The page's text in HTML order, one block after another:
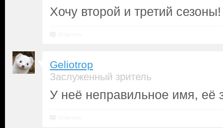
Хочу второй и третий сезоны!
Geliotrop
Заслуженный зритель
У неё неправильное имя, её